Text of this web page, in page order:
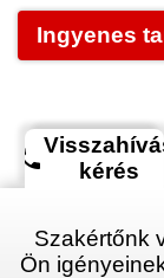
Ingyenes
phoneVisszahívás
kérés
Szakértőnk
Ön